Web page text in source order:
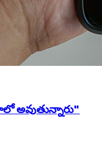
అవుతున్నారు"